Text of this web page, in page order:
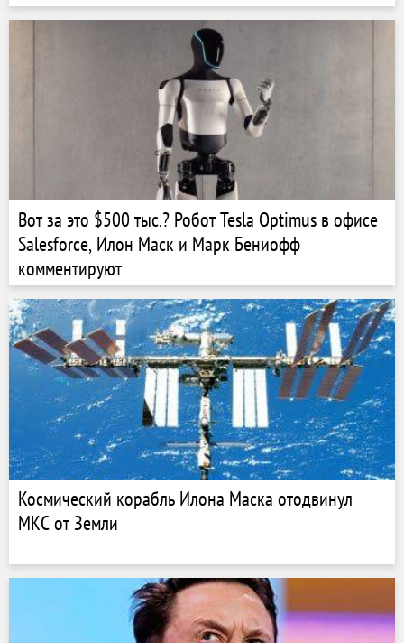
Вот за это $500 тыс.? Робот Tesla Optimus в офисе
Salesforce, Илон Маск и Марк Бениофф
комментируют
Космический корабль Илона Маска отодвинул
МКС от Земли